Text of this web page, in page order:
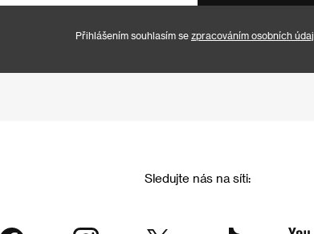
Přihlášením souhlasím se zpracováním osobních
Sledujte nás na síti: